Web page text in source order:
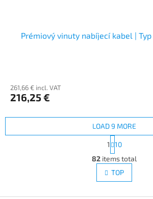
Prémiový vinuty nabíjecí kabel | Typ
261,66 € incl. VAT
216,25 €
L
i
s
t
LOAD 9 MORE
P
a
g
i
n
a
1
10
82 items total
TOP